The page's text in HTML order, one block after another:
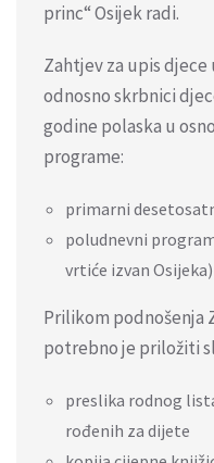
princ“ Osijek radi.
Zahtjev za upis
odnosno skrbnici
godine polaska u
programe:
primarni
poludnevni
vrtiće izvan Osijeka)
Prilikom podnošenja
potrebno je priložiti
preslika rodnog
rođenih za dijete